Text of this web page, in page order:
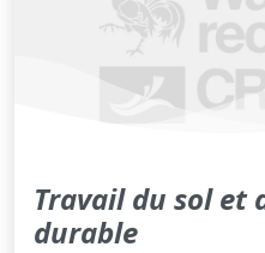
Travail du sol et
durable